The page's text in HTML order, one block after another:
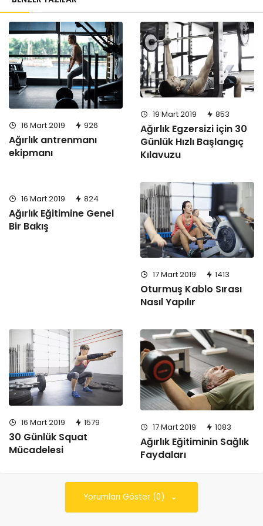
16 Mart 2019 926
Ağırlık antrenmanı
ekipmanı
19 Mart 2019 853
Ağırlık Egzersizi için 30
Günlük Hızlı Başlangıç
Kılavuzu
16 Mart 2019 824
Ağırlık Eğitimine Genel
Bir Bakış
17 Mart 2019 1413
Oturmuş Kablo Sırası
Nasıl Yapılır
16 Mart 2019 1579
30 Günlük Squat
Mücadelesi
17 Mart 2019 1083
Ağırlık Eğitiminin Sağlık
Faydaları
Yorumları Göster (0)